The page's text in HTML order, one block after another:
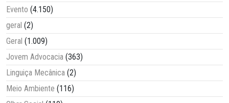
Evento (4.150)
geral (2)
Geral (1.009)
Jovem Advocacia (363)
Linguiça Mecânica (2)
Meio Ambiente (116)